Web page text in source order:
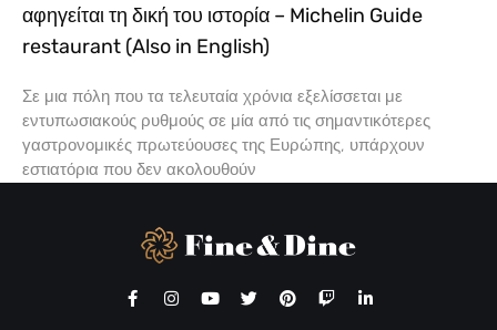
αφηγείται τη δική του ιστορία – Michelin Guide
restaurant (Also in English)
Σε μια πόλη που τα τελευταία χρόνια εξελίσσεται με
εντυπωσιακούς ρυθμούς σε μία από τις σημαντικότερες
γαστρονομικές πρωτεύουσες της Ευρώπης, υπάρχουν
εστιατόρια που δεν ακολουθούν